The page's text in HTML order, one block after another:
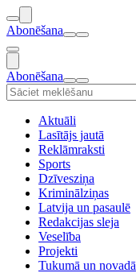
Abonēšana
Abonēšana
Aktuāli
Lasītājs jautā
Reklāmraksti
Sports
Dzīvesziņa
Kriminālziņas
Latvija un pasaulē
Redakcijas sleja
Veselība
Projekti
Tukumā un novadā